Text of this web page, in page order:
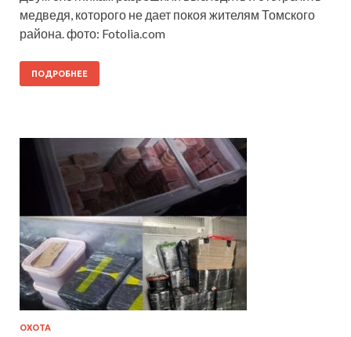
медведя, которого не дает покоя жителям Томского
района. фото: Fotolia.com
ПОДРОБНЕЕ
ОХОТА